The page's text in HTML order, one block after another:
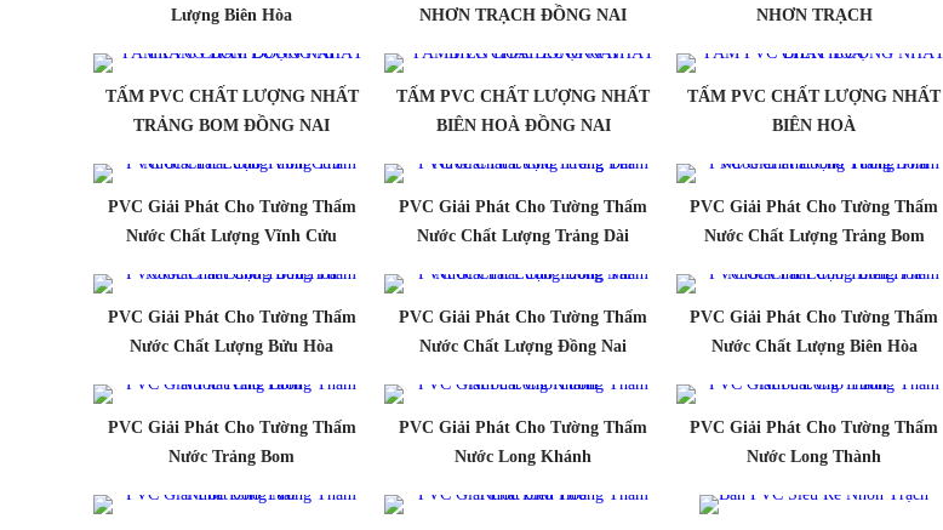
Lượng Biên Hòa
NHƠN TRẠCH ĐỒNG NAI
NHƠN TRẠCH
TẤM PVC CHẤT LƯỢNG NHẤT
TRẢNG BOM ĐỒNG NAI
TẤM PVC CHẤT LƯỢNG NHẤT
BIÊN HOÀ ĐỒNG NAI
TẤM PVC CHẤT LƯỢNG NHẤT
BIÊN HOÀ
PVC Giải Phát Cho Tường Thấm
Nước Chất Lượng Vĩnh Cửu
PVC Giải Phát Cho Tường Thấm
Nước Chất Lượng Trảng Dài
PVC Giải Phát Cho Tường Thấm
Nước Chất Lượng Trảng Bom
PVC Giải Phát Cho Tường Thấm
Nước Chất Lượng Bửu Hòa
PVC Giải Phát Cho Tường Thấm
Nước Chất Lượng Đồng Nai
PVC Giải Phát Cho Tường Thấm
Nước Chất Lượng Biên Hòa
PVC Giải Phát Cho Tường Thấm
Nước Trảng Bom
PVC Giải Phát Cho Tường Thấm
Nước Long Khánh
PVC Giải Phát Cho Tường Thấm
Nước Long Thành